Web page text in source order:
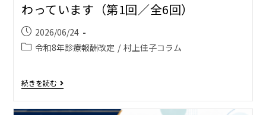
わっています（第1回／全6回）
2026/06/24
令和8年診療報酬改定 / 村上佳子コラム
続きを読む